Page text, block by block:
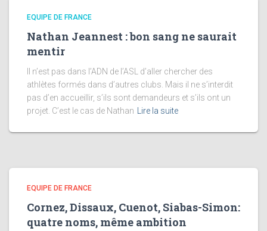
EQUIPE DE FRANCE
Nathan Jeannest : bon sang ne saurait
mentir
Il n’est pas dans l’ADN de l’ASL d’aller chercher des
athlètes formés dans d’autres clubs. Mais il ne s’interdit
pas d’en accueillir, s’ils sont demandeurs et s’ils ont un
projet. C’est le cas de Nathan
Lire la suite
EQUIPE DE FRANCE
Cornez, Dissaux, Cuenot, Siabas-Simon:
quatre noms, même ambition